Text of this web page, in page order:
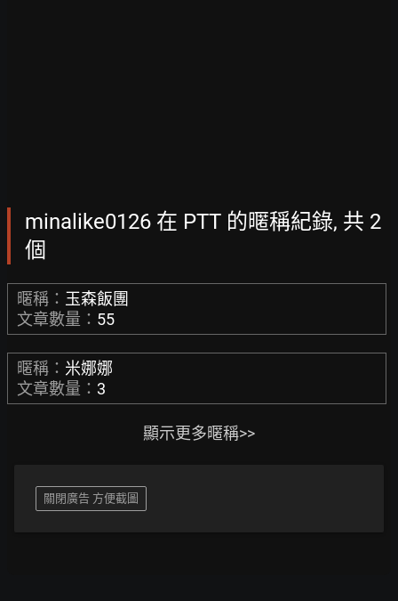
minalike0126 在 PTT 的暱稱紀錄, 共 2
個
暱稱： 玉森飯團
文章數量： 55
暱稱： 米娜娜
文章數量： 3
顯示更多暱稱>>
關閉廣告 方便截圖